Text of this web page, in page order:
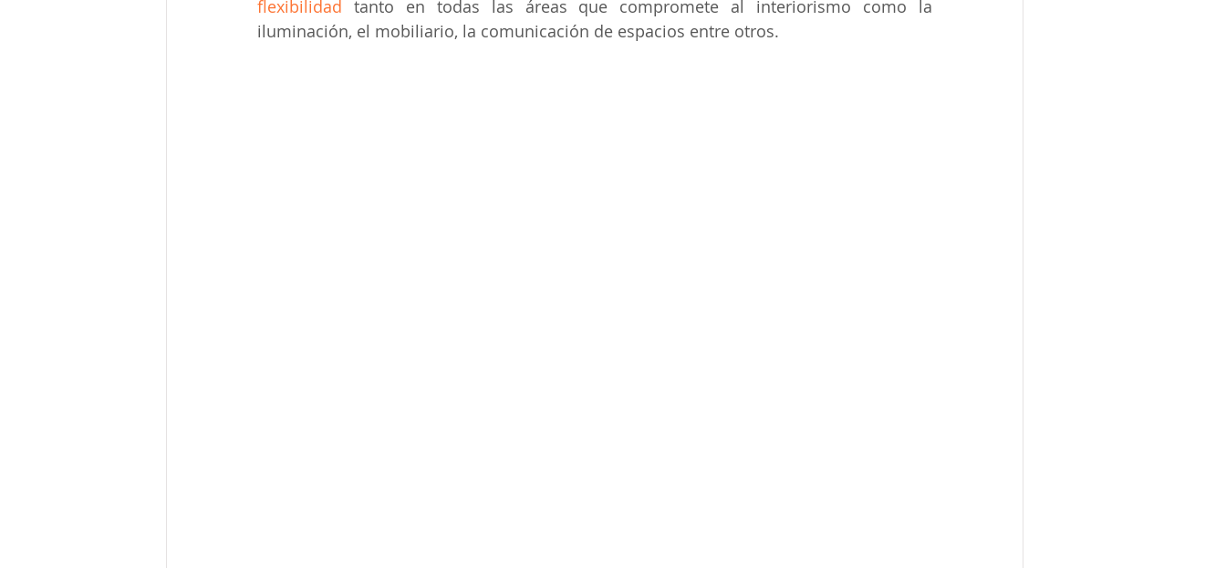
flexibilidad tanto en todas las áreas que compromete al interiorismo como la
iluminación, el mobiliario, la comunicación de espacios entre otros.